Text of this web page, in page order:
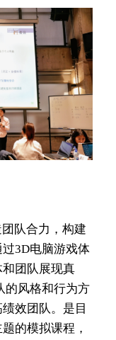
团队合力，构建
3D电脑游戏体
团队展现真
的风格和行为方
效团队。是目
的模拟课程，